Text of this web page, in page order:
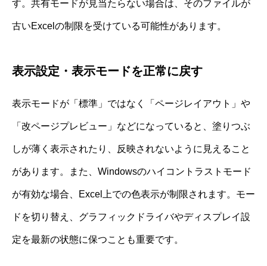
す。共有モードが見当たらない場合は、そのファイルが
古いExcelの制限を受けている可能性があります。
表示設定・表示モードを正常に戻す
表示モードが「標準」ではなく「ページレイアウト」や
「改ページプレビュー」などになっていると、塗りつぶ
しが薄く表示されたり、反映されないように見えること
があります。また、Windowsのハイコントラストモード
が有効な場合、Excel上での色表示が制限されます。モー
ドを切り替え、グラフィックドライバやディスプレイ設
定を最新の状態に保つことも重要です。